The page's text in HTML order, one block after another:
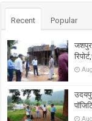
Recent Popular